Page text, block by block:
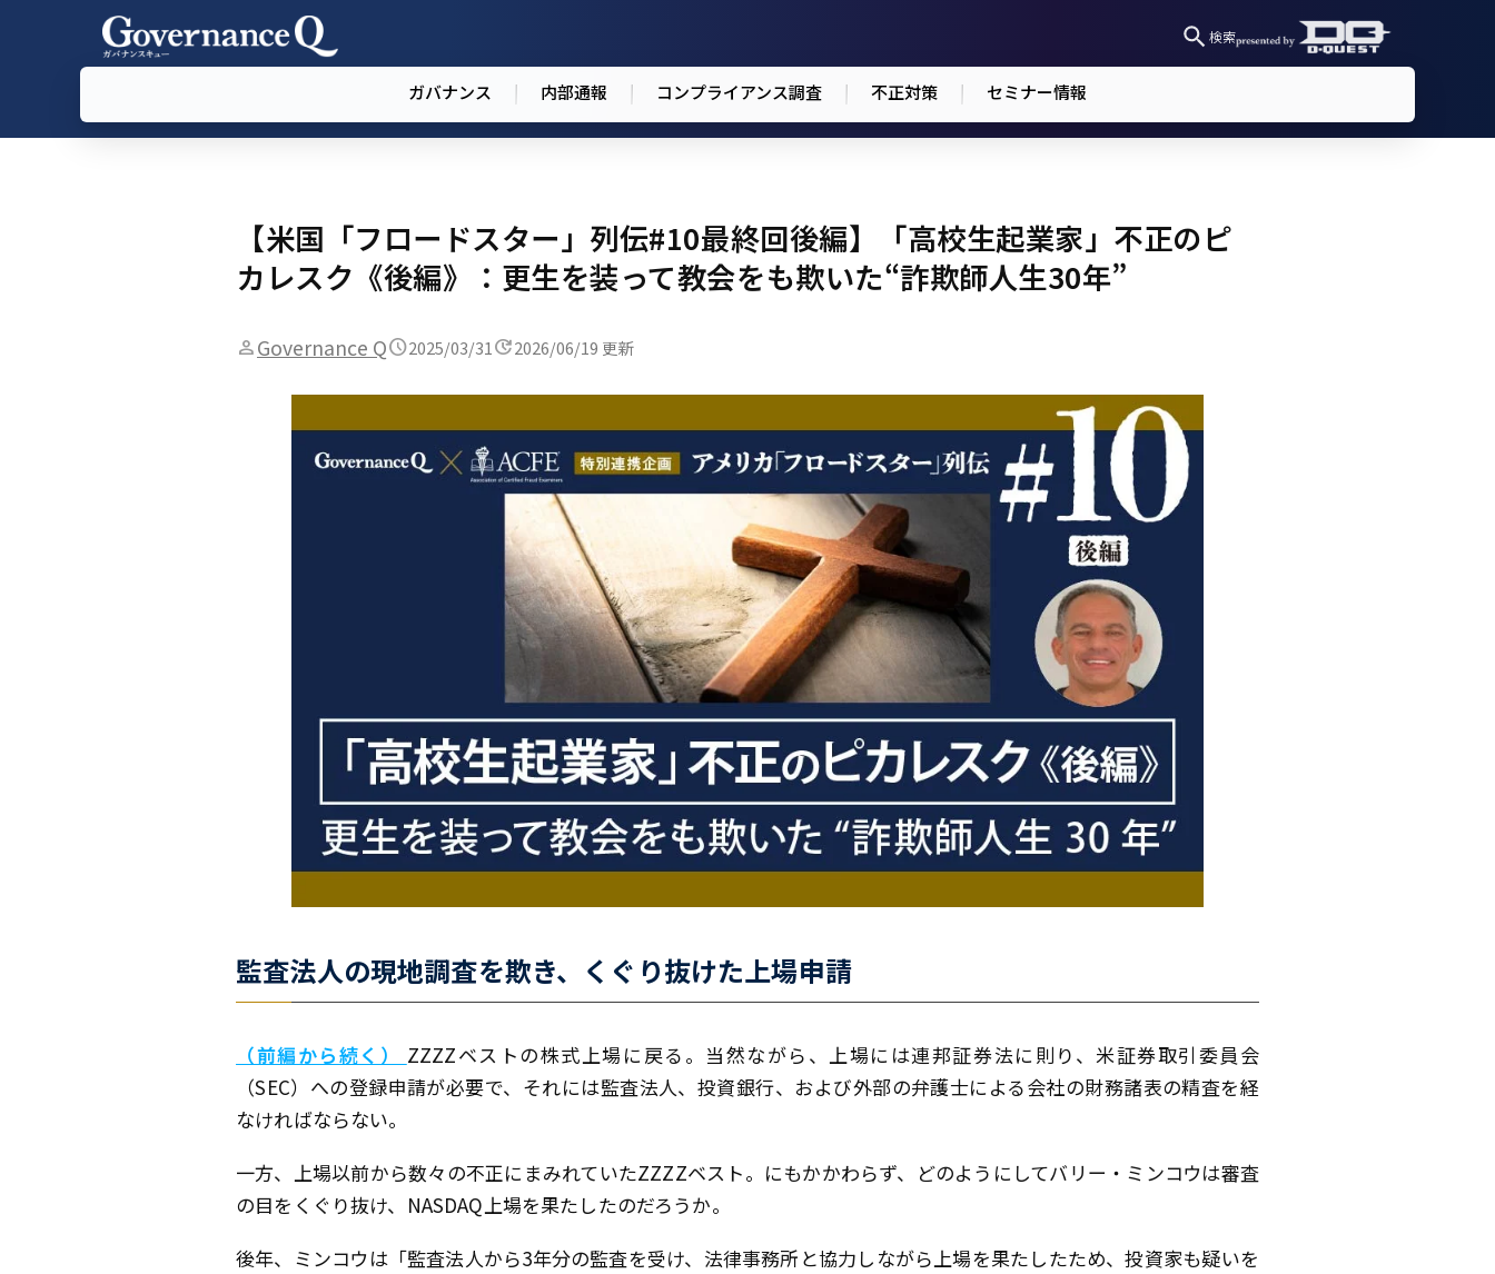
検索
ガバナンス 内部通報 コンプライアンス調査 不正対策 セミナー情報
【米国「フロードスター」列伝#10最終回後編】「高校生起業家」不正のピ
カレスク《後編》：更生を装って教会をも欺いた“詐欺師人生30年”
Governance Q 2025/03/31 2026/06/19 更新
監査法人の現地調査を欺き、くぐり抜けた上場申請
（前編から続く） ZZZZベストの株式上場に戻る。当然ながら、上場には連邦証券法に則り、米証券取引委員会
（SEC）への登録申請が必要で、それには監査法人、投資銀行、および外部の弁護士による会社の財務諸表の精査を経
なければならない。
一方、上場以前から数々の不正にまみれていたZZZZベスト。にもかかわらず、どのようにしてバリー・ミンコウは審査
の目をくぐり抜け、NASDAQ上場を果たしたのだろうか。
後年、ミンコウは「監査法人から3年分の監査を受け、法律事務所と協力しながら上場を果たしたため、投資家も疑いを